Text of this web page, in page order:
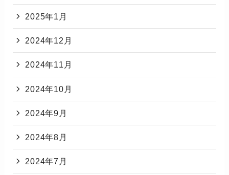
2025年1月
2024年12月
2024年11月
2024年10月
2024年9月
2024年8月
2024年7月